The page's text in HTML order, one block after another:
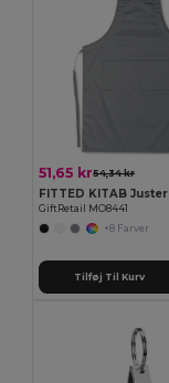
51,65 kr54,34 kr
GiftRetail MO8441
+8 Farver
Tilføj Til Kurv